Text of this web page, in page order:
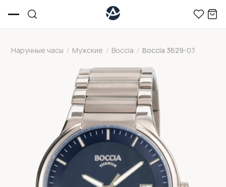
Наручные часы / Мужские / Boccia / Boccia 3629-03